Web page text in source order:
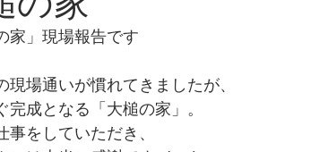
家」現場報告です
現場通いが慣れてきましたが、
完成となる「大槌の家」。
事をしていただき、